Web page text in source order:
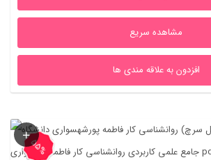
مشاهده سریع
افزدون به علاقه مندی ها
55%